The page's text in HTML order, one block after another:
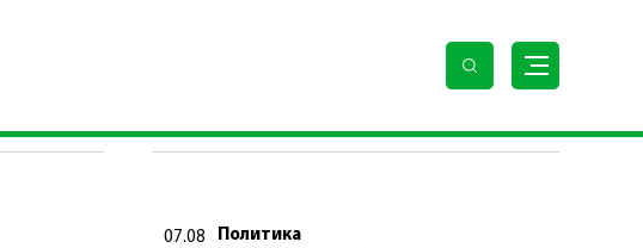
07.08
Политика